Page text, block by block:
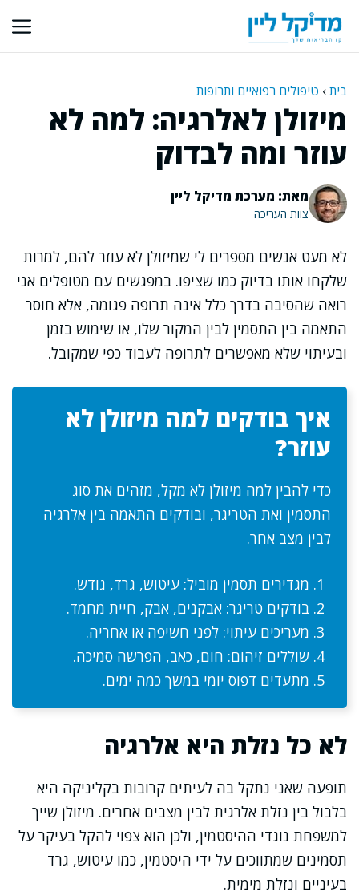
לתוכן
בית› טיפולים רפואיים ותרופות
מיזולן לאלרגיה: למה לא
עוזר ומה לבדוק
מאת: מערכת מדיקל ליין
צוות העריכה
לא מעט אנשים מספרים לי שמיזולן לא עוזר להם, למרות
שלקחו אותו בדיוק כמו שציפו. במפגשים עם מטופלים אני
רואה שהסיבה בדרך כלל אינה תרופה פגומה, אלא חוסר
התאמה בין התסמין לבין המקור שלו, או שימוש בזמן
ובעיתוי שלא מאפשרים לתרופה לעבוד כפי שמקובל.
איך בודקים למה מיזולן לא
עוזר?
כדי להבין למה מיזולן לא מקל, מזהים את סוג
התסמין ואת הטריגר, ובודקים התאמה בין אלרגיה
לבין מצב אחר.
מגדירים תסמין מוביל: עיטוש, גרד, גודש.
בודקים טריגר: אבקנים, אבק, חיית מחמד.
מעריכים עיתוי: לפני חשיפה או אחריה.
שוללים זיהום: חום, כאב, הפרשה סמיכה.
מתעדים דפוס יומי במשך כמה ימים.
לא כל נזלת היא אלרגיה
תופעה שאני נתקל בה לעיתים קרובות בקליניקה היא
בלבול בין נזלת אלרגית לבין מצבים אחרים. מיזולן שייך
למשפחת נוגדי ההיסטמין, ולכן הוא צפוי להקל בעיקר על
תסמינים שמתווכים על ידי היסטמין, כמו עיטוש, גרד
בעיניים ונזלת מימית.